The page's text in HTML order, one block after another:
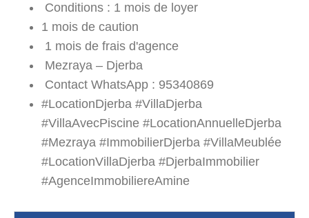
Conditions : 1 mois de loyer
1 mois de caution
1 mois de frais d'agence
Mezraya – Djerba
Contact WhatsApp : 95340869
#LocationDjerba #VillaDjerba
#VillaAvecPiscine #LocationAnnuelleDjerba
#Mezraya #ImmobilierDjerba #VillaMeublée
#LocationVillaDjerba #DjerbaImmobilier
#AgenceImmobiliereAmine